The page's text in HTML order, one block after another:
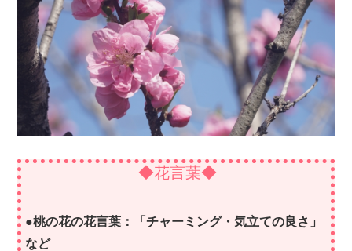
◆花言葉◆
●桃の花の花言葉：「チャーミング・気立ての良さ」
など